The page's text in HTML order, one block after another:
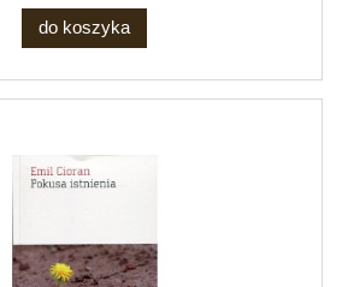
do koszyka